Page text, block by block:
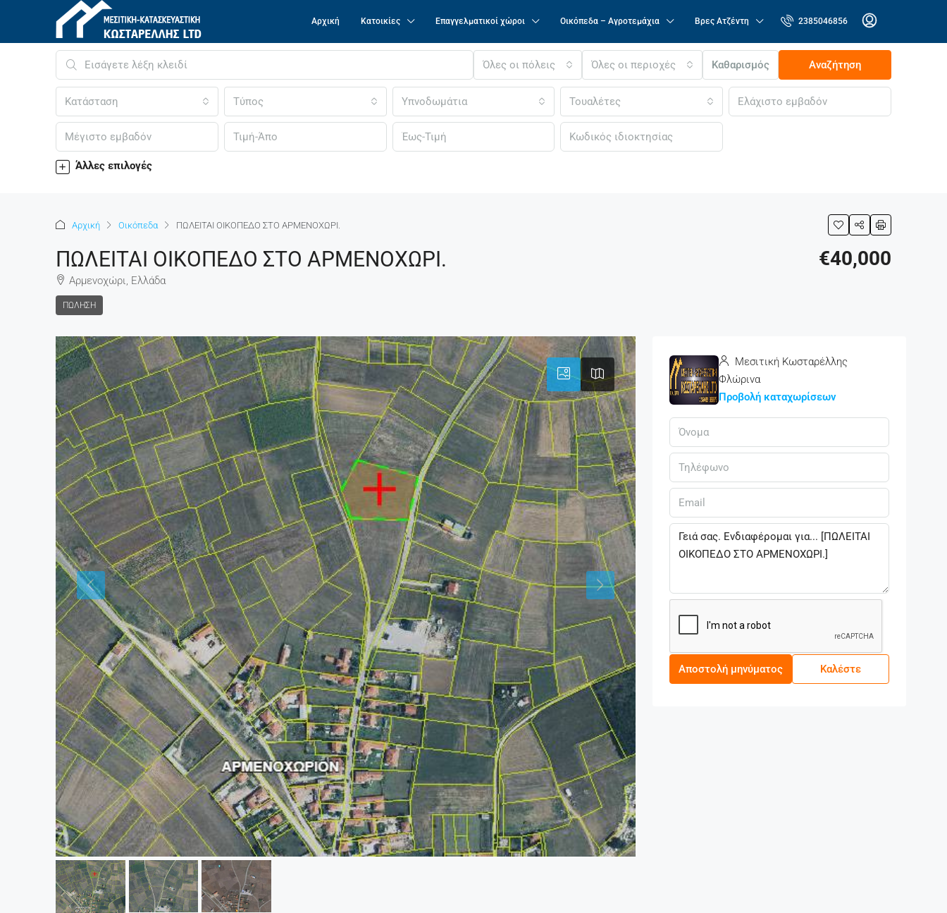
Αρχική Κατοικίες Επαγγελματικοί χώροι Οικόπεδα – Αγροτεμάχια Βρες Ατζέντη 2385046856
Όλες οι πόλεις Όλες οι περιοχές Καθαρισμός Αναζήτηση
Κατάσταση Τύπος Υπνοδωμάτια Τουαλέτες
Άλλες επιλογές
Αρχική Οικόπεδα ΠΩΛΕΙΤΑΙ ΟΙΚΟΠΕΔΟ ΣΤΟ ΑΡΜΕΝΟΧΩΡΙ.
ΠΩΛΕΙΤΑΙ ΟΙΚΟΠΕΔΟ ΣΤΟ ΑΡΜΕΝΟΧΩΡΙ.
Αρμενοχώρι, Ελλάδα
ΠΏΛΗΣΗ
€40,000
Μεσιτική Κωσταρέλλης
Φλώρινα
Προβολή καταχωρίσεων
Αποστολή μηνύματος Καλέστε